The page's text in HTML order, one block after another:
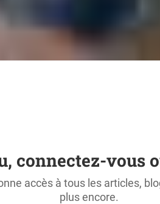
connectez-vous
accès à tous les articles,
plus encore.